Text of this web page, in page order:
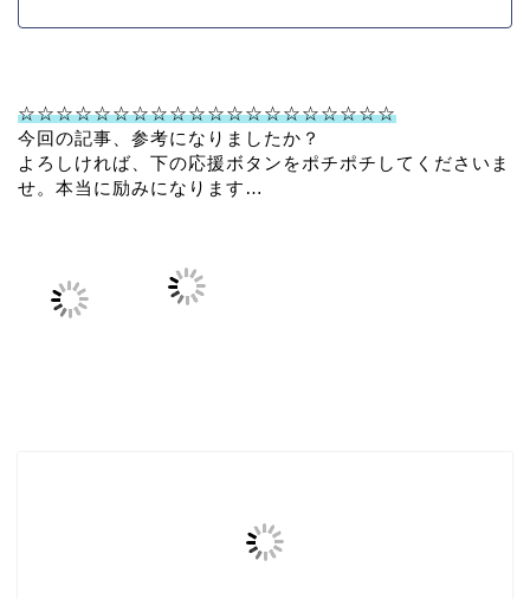
☆☆☆☆☆☆☆☆☆☆☆☆☆☆☆☆☆☆☆☆
今回の記事、参考になりましたか？
よろしければ、下の応援ボタンをポチポチしてくださいま
せ。本当に励みになります…